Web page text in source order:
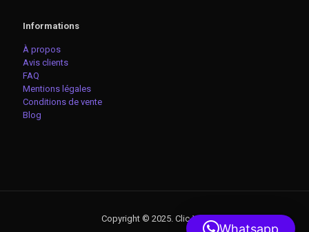
Informations
À propos
Avis clients
FAQ
Mentions légales
Conditions de vente
Blog
Copyright © 2025. Clic-VTC
Whatsapp